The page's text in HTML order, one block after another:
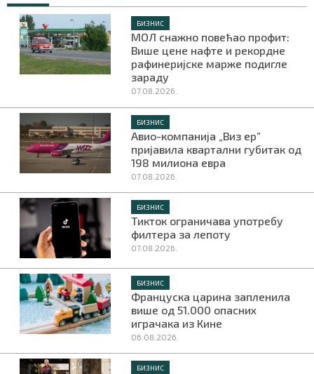
БИЗНИС
МОЛ снажно повећао профит:
Више цене нафте и рекордне
рафинеријске марже подигле
зараду
07.08.2026.
БИЗНИС
Авио-компанија „Виз ер”
пријавила квартални губитак од
198 милиона евра
07.08.2026.
БИЗНИС
Тикток ограничава употребу
филтера за лепоту
07.08.2026.
БИЗНИС
Француска царина запленила
више од 51.000 опасних
играчака из Кине
06.08.2026.
БИЗНИС